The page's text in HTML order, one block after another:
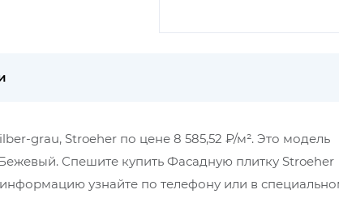
grau, Stroeher по цене 8 585,52 ₽/м². Это модель
Спешите купить Фасадную плитку Stroeher
узнайте по телефону или в